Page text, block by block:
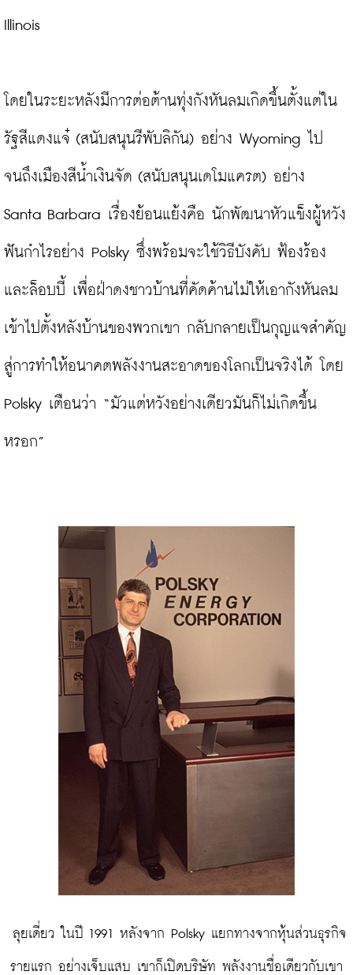
Illinois
โดยในระยะหลังมีการต่อต้านทุ่งกังหันลมเกิดขึ้นตั้งแต่ใน
รัฐสีแดงแจ๋ (สนับสนุนรีพับลิกัน) อย่าง Wyoming ไป
จนถึงเมืองสีน้ำเงินจัด (สนับสนุนเดโมแครต) อย่าง
Santa Barbara เรื่องย้อนแย้งคือ นักพัฒนาหัวแข็งผู้หวัง
ฟันกำไรอย่าง Polsky ซึ่งพร้อมจะใช้วิธีบังคับ ฟ้องร้อง
และล็อบบี้ เพื่อฝ่าดงชาวบ้านที่คัดค้านไม่ให้เอากังหันลม
เข้าไปตั้งหลังบ้านของพวกเขา กลับกลายเป็นกุญแจสำคัญ
สู่การทำให้อนาคตพลังงานสะอาดของโลกเป็นจริงได้ โดย
Polsky เตือนว่า “มัวแต่หวังอย่างเดียวมันก็ไม่เกิดขึ้น
หรอก”
รายแรก อย่างเจ็บแสบ เขาก็เปิดบริษัท พลังงานชื่อเดียวกับเขา